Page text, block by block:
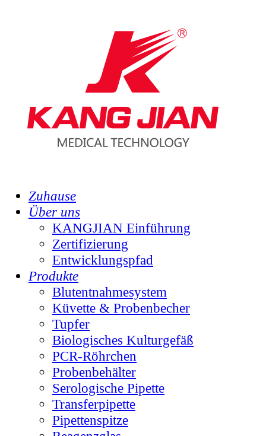
Zuhause
Über uns
KANGJIAN Einführung
Zertifizierung
Entwicklungspfad
Produkte
Blutentnahmesystem
Küvette & Probenbecher
Tupfer
Biologisches Kulturgefäß
PCR-Röhrchen
Probenbehälter
Serologische Pipette
Transferpipette
Pipettenspitze